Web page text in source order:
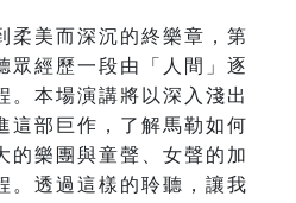
柔美而深沉的終樂章，第
眾經歷一段由「人間」逐
。本場演講將以深入淺出
這部巨作，了解馬勒如何
的樂團與童聲、女聲的加
。透過這樣的聆聽，讓我